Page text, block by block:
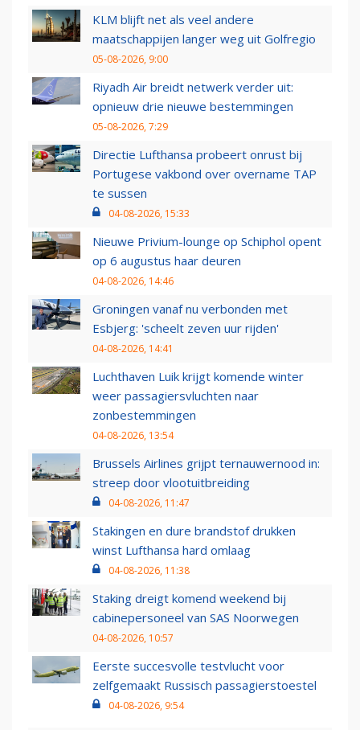
KLM blijft net als veel andere
maatschappijen langer weg uit Golfregio
05-08-2026, 9:00
Riyadh Air breidt netwerk verder uit:
opnieuw drie nieuwe bestemmingen
05-08-2026, 7:29
Directie Lufthansa probeert onrust bij
Portugese vakbond over overname TAP
te sussen
04-08-2026, 15:33
Nieuwe Privium-lounge op Schiphol opent
op 6 augustus haar deuren
04-08-2026, 14:46
Groningen vanaf nu verbonden met
Esbjerg: 'scheelt zeven uur rijden'
04-08-2026, 14:41
Luchthaven Luik krijgt komende winter
weer passagiersvluchten naar
zonbestemmingen
04-08-2026, 13:54
Brussels Airlines grijpt ternauwernood in:
streep door vlootuitbreiding
04-08-2026, 11:47
Stakingen en dure brandstof drukken
winst Lufthansa hard omlaag
04-08-2026, 11:38
Staking dreigt komend weekend bij
cabinepersoneel van SAS Noorwegen
04-08-2026, 10:57
Eerste succesvolle testvlucht voor
zelfgemaakt Russisch passagierstoestel
04-08-2026, 9:54